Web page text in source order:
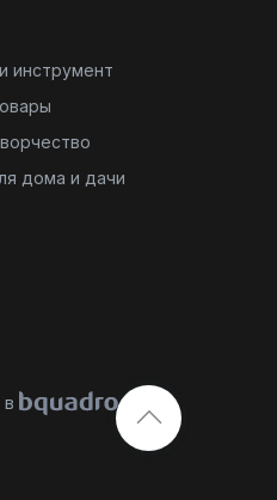
инструмент
дома и дачи
в